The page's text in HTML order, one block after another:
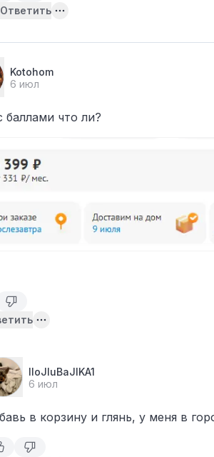
Ответить
Kotohom
6 июл
баллами что ли?
IIoJIuBaJIKA1
6 июл
в корзину и глянь, у меня в